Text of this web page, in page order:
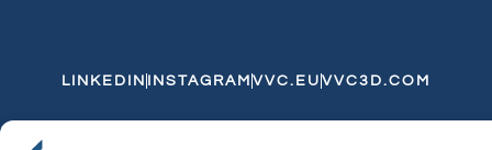
LINKEDIN INSTAGRAM VVC.EU VVC3D.COM